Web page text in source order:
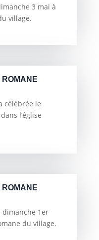
3 mai à
village.
ROMANE
célébrée le
l’église
ROMANE
dimanche 1er
du village.